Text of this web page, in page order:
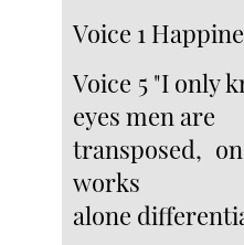
Voice 1
Voice 5 "I only
eyes men are
transposed,
works
alone